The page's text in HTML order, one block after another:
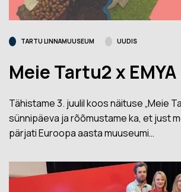
TARTU LINNAMUUSEUM UUDIS
Meie Tartu2 x EMYA
Tähistame 3. juulil koos näituse „Meie
sünnipäeva ja rõõmustame ka, et just
pärjati Euroopa aasta muuseumi…